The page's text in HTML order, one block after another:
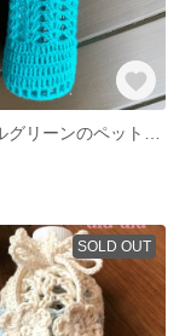
SOLD OUT